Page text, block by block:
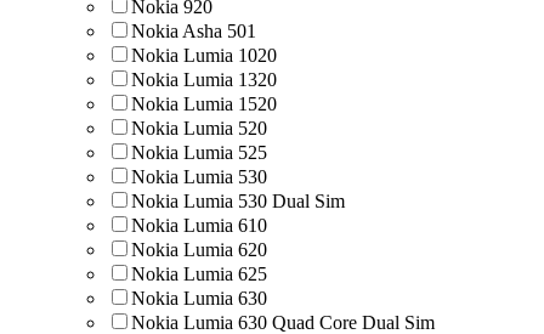
Nokia 920
Nokia Asha 501
Nokia Lumia 1020
Nokia Lumia 1320
Nokia Lumia 1520
Nokia Lumia 520
Nokia Lumia 525
Nokia Lumia 530
Nokia Lumia 530 Dual Sim
Nokia Lumia 610
Nokia Lumia 620
Nokia Lumia 625
Nokia Lumia 630
Nokia Lumia 630 Quad Core Dual Sim